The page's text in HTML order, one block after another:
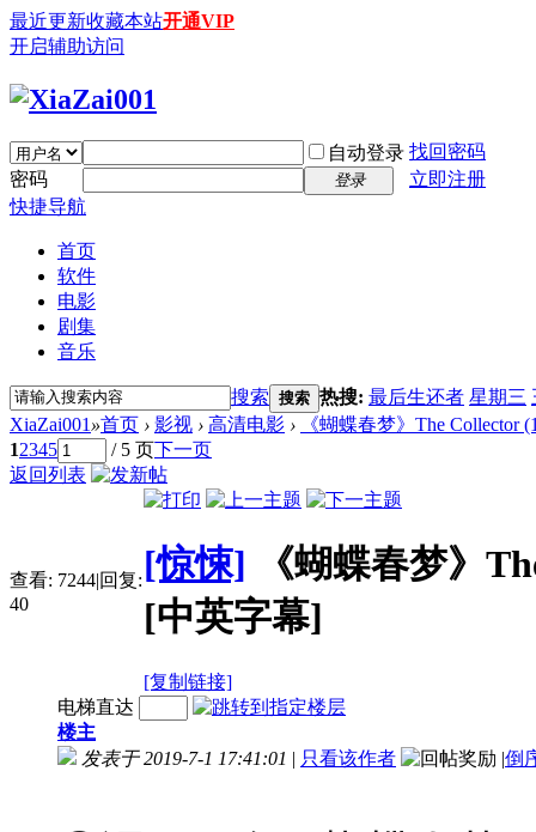
最近更新收藏本站开通VIP
开启辅助访问
自动登录 找回密码
密码
登录
立即注册
快捷导航
首页
软件
电影
剧集
音乐
搜索 搜索 热搜: 最后生还者 星期三
XiaZai001 »首页 › 影视 › 高清电影 ›
《蝴蝶春梦》The Collector
12345 / 5 页下一页
返回列表
查看: 7244|回复:
40
[惊悚]
《蝴蝶春梦》
[中英字幕]
[复制链接]
电梯直达
楼主
发表于 2019-7-1 17:41:01 | 只看该作者 |倒